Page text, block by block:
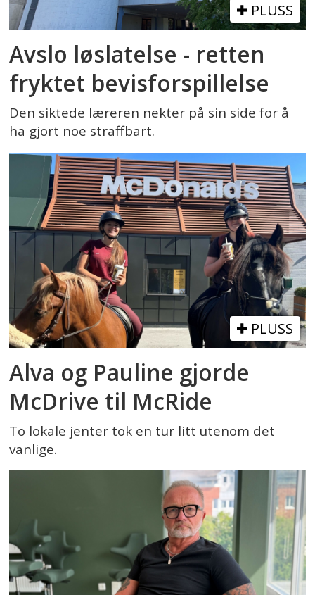
PLUSS
Avslo løslatelse - retten
fryktet bevisforspillelse
Den siktede læreren nekter på sin side for å
ha gjort noe straffbart.
PLUSS
Alva og Pauline gjorde
McDrive til McRide
To lokale jenter tok en tur litt utenom det
vanlige.